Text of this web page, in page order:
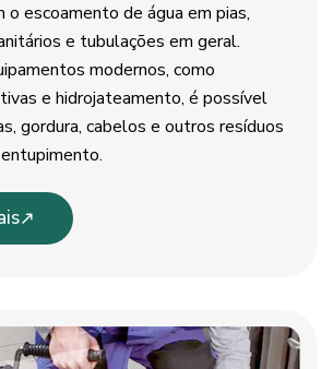
o escoamento de água em pias,
e tubulações em geral.
modernos, como
e hidrojateamento, é possível
gordura, cabelos e outros resíduos